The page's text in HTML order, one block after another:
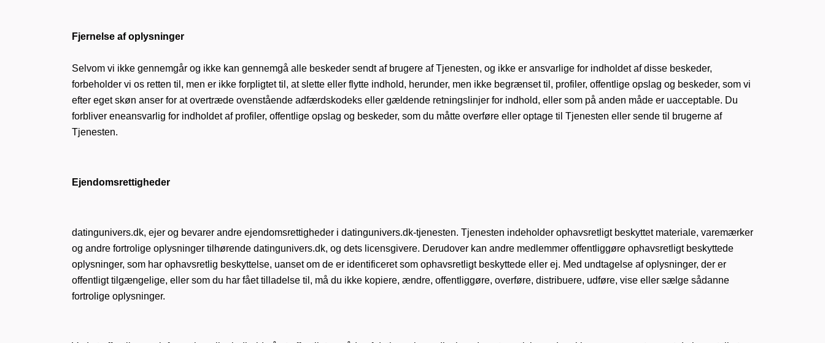
Fjernelse af oplysninger
Selvom vi ikke gennemgår og ikke kan gennemgå alle beskeder sendt af brugere af Tjenesten, og ikke er ansvarlige for indholdet af disse beskeder,
forbeholder vi os retten til, men er ikke forpligtet til, at slette eller flytte indhold, herunder, men ikke begrænset til, profiler, offentlige opslag og beskeder, som vi
efter eget skøn anser for at overtræde ovenstående adfærdskodeks eller gældende retningslinjer for indhold, eller som på anden måde er uacceptable. Du
forbliver eneansvarlig for indholdet af profiler, offentlige opslag og beskeder, som du måtte overføre eller optage til Tjenesten eller sende til brugerne af
Tjenesten.
Ejendomsrettigheder
datingunivers.dk, ejer og bevarer andre ejendomsrettigheder i datingunivers.dk-tjenesten. Tjenesten indeholder ophavsretligt beskyttet materiale, varemærker
og andre fortrolige oplysninger tilhørende datingunivers.dk, og dets licensgivere. Derudover kan andre medlemmer offentliggøre ophavsretligt beskyttede
oplysninger, som har ophavsretlig beskyttelse, uanset om de er identificeret som ophavsretligt beskyttede eller ej. Med undtagelse af oplysninger, der er
offentligt tilgængelige, eller som du har fået tilladelse til, må du ikke kopiere, ændre, offentliggøre, overføre, distribuere, udføre, vise eller sælge sådanne
fortrolige oplysninger.